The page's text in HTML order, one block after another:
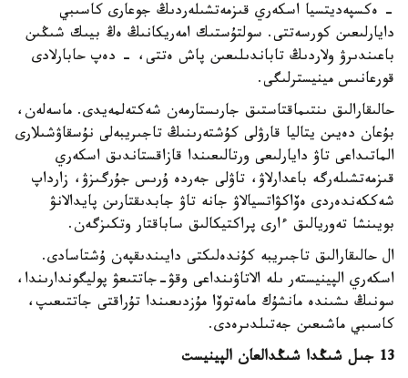
- ەكسپەديتسيا اسكەري قىزمەتشىلەردىڭ جوعارى كاسىبي
دايارلىعىن كورسەتتى. سولتۇستىك امەريكانىڭ ەڭ بيىك شىڭىن
باعىندىرۋ ولاردىڭ تاباندىلىعىن پاش ەتتى، - دەپ حابارلادى
قورعانىس مينيسترلىگى.
حالىقارالىق ىنتىماقتاستىق جارىستارمەن شەكتەلمەيدى. ماسەلەن،
بۇعان دەيىن يتاليا قارۋلى كۇشتەرىنىڭ تاجىريبەلى نۇسقاۋشىلارى
الماتىداعى تاۋ دايارلىعى ورتالىعىندا قازاقستاندىق اسكەري
قىزمەتشىلەرگە باعدارلاۋ، تاۋلى جەردە ۇرىس جۇرگىزۋ، زارداپ
شەككەندەردى ەۆاكۋاتسيالاۋ جانە تاۋ جابدىقتارىن پايدالانۋ
بويىنشا تەوريالىق ءارى پراكتيكالىق ساباقتار وتكىزگەن.
ال حالىقارالىق تاجىريبە كۇندەلىكتى دايىندىقپەن ۇشتاسادى.
اسكەري الپينيستەر ىلە الاتاۋىنداعى وقۋ-جاتتىعۋ پوليگوندارىندا،
سونىڭ ىشىندە مانشۇك مامەتوۆا مۇزدىعىندا تۇراقتى جاتتىعىپ،
كاسىبي ماشىعىن جەتىلدىرەدى.
13 جىل شىڭدا شىڭدالعان الپينيست